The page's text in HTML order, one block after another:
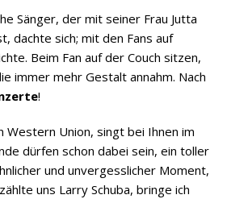
Sänger, der mit seiner Frau Jutta
dachte sich; mit den Fans auf
Beim Fan auf der Couch sitzen,
immer mehr Gestalt annahm. Nach
!
Western Union, singt bei Ihnen im
dürfen schon dabei sein, ein toller
und unvergesslicher Moment,
uns Larry Schuba, bringe ich